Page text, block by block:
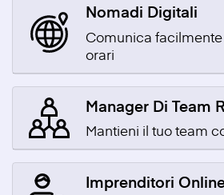
Nomadi Digitali
Comunica
orari
Manager Di Team
Mantieni il tuo team
Imprenditori